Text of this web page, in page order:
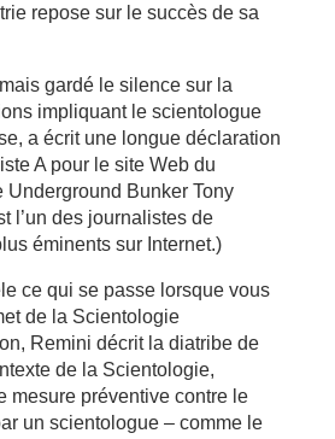
repose sur le succès de sa
gardé le silence sur la
impliquant le scientologue
a écrit une longue déclaration
A pour le site Web du
Underground Bunker Tony
l’un des journalistes de
éminents sur Internet.)
ce qui se passe lorsque vous
de la Scientologie
Remini décrit la diatribe de
de la Scientologie,
mesure préventive contre le
un scientologue – comme le